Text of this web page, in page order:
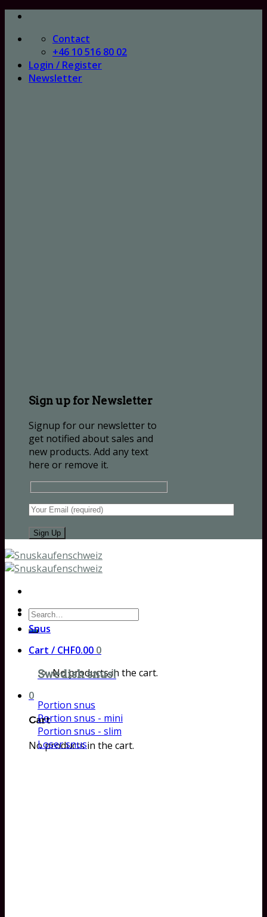
Skip
content
Contact
+46 10 516 80 02
Login / Register
Newsletter
Sign up for Newsletter
Signup for our newsletter to
get notified about sales and
new products. Add any text
here or remove it.
Search
for:
Cart / CHF0.00 0
No products in the cart.
0
Cart
No products in the cart.
Snus
Swedish snus!
Portion snus
Portion snus - mini
Portion snus - slim
Loser snus